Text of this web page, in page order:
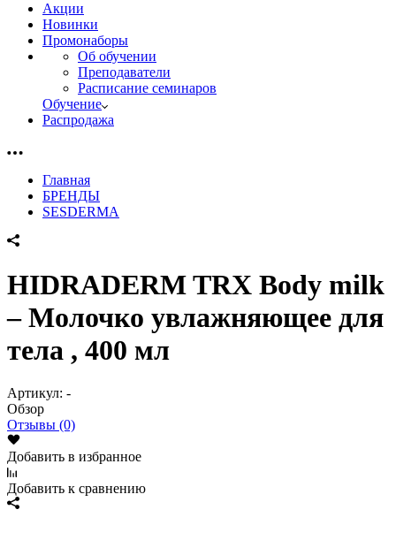
Акции
Новинки
Промонаборы
Об обучении
Преподаватели
Расписание семинаров
Обучение
Распродажа
Главная
БРЕНДЫ
SESDERMA
HIDRADERM TRX Body milk
– Молочко увлажняющее для
тела , 400 мл
Артикул: -
Обзор
Отзывы (0)
Добавить в избранное
Добавить к сравнению